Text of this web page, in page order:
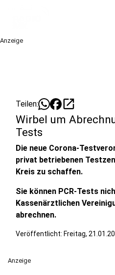
Anzeige
Teilen: open_in_new
Wirbel um
Tests
Die neue Corona-
privat betriebenen
Kreis zu schaffen.
Sie können PCR-Tests
Kassenärztlichen
abrechnen.
Veröffentlicht: Freitag,
Anzeige